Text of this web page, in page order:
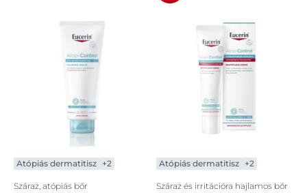
Atópiás dermatitisz +2
Száraz, atópiás bőr
Atópiás dermatitisz +2
Száraz és irritációra hajlamos bőr